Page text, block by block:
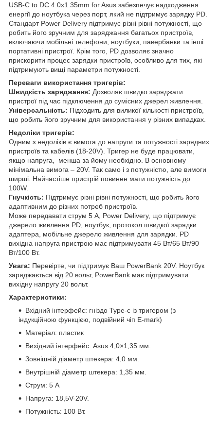
USB-C to DC 4.0x1.35mm for Asus забезпечує надходження
енергії до ноутбука через порт, який не підтримує зарядку PD.
Стандарт Power Delivery підтримує різні рівні потужності, що
робить його зручним для заряджання багатьох пристроїв,
включаючи мобільні телефони, ноутбуки, павербанки та інші
портативні пристрої. Крім того, PD дозволяє значно
прискорити процес зарядки пристроїв, особливо для тих, які
підтримують вищі параметри потужності.
Переваги використання тригерів:
Швидкість заряджання: Дозволяє швидко заряджати
пристрої під час підключення до сумісних джерел живлення.
Універсальність: Підходить для виликої кількості пристроїв,
що робить його зручним для використання у різних випадках.
Недоліки тригерів:
Одним з недоліків є вимога до напруги та потужності зарядних
пристроїв та кабелів (18-20V). Тригер не буде працювати,
якщо напруга, менша за йому необхідно. В основному
мінімальна вимога – 20V. Так само і з потужністю, але вимоги
ширші. Найчастіше пристрій повинен мати потужність до
100W.
Гнучкість: Підтримує різні рівні потужності, що робить його
адаптивним до різних потреб пристроїв.
Може передавати струм 5 А, Power Delivery, що підтримує
джерело живлення PD, ноутбук, протокол швидкої зарядки
адаптера, мобільне джерело живлення для зарядки. PD
вихідна напруга пристрою має підтримувати 45 Вт/65 Вт/90
Вт/100 Вт.
Увага: Перевірте, чи підтримує Ваш PowerBank 20V. Ноутбук
заряджається від 20 вольт, PowerBank має підтримувати
вихідну напругу 20 вольт.
Характеристики:
Вхідний інтерфейс: гніздо Type-c із тригером (з
індукційною функцією, подвійний чіп E-mark)
Матеріал: пластик
Вихідний інтерфейс: Asus 4,0×1,35 мм.
Зовнішній діаметр штекера: 4,0 мм.
Внутрішній діаметр штекера: 1,35 мм.
Струм: 5 A
Напруга: 18,5V-20V.
Потужність: 100 Вт.